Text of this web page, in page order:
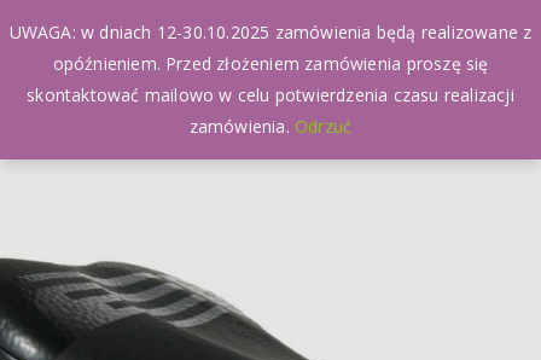
UWAGA: w dniach 12-30.10.2025 zamówienia będą realizowane z
opóźnieniem. Przed złożeniem zamówienia proszę się
skontaktować mailowo w celu potwierdzenia czasu realizacji
zamówienia. Odrzuć